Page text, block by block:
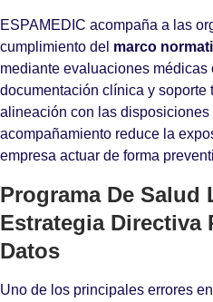
ESPAMEDIC acompaña a las
cumplimiento del marco
mediante evaluaciones médicas
documentación clínica y soporte
alineación con las disposiciones
acompañamiento reduce la
empresa actuar de forma
Programa De Salud
Estrategia Directiva
Datos
Uno de los principales errores